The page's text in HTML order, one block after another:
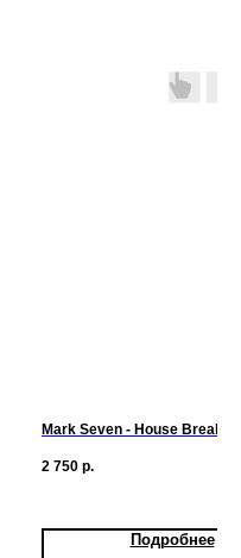
Mark Seven - House Breakin
2 750 р.
Подробнее